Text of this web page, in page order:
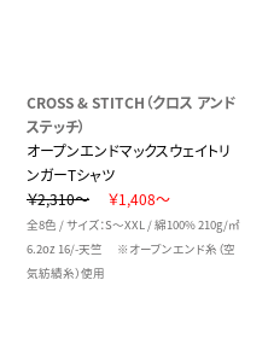
CROSS & STITCH（クロス アンド
ステッチ）
オープンエンドマックスウェイトリ
ンガーTシャツ
￥2,310～
￥1,408～
全8色 / サイズ：S～XXL / 綿100% 210g/㎡
6.2oz 16/-天竺 ※オープンエンド糸（空
気紡績糸）使用